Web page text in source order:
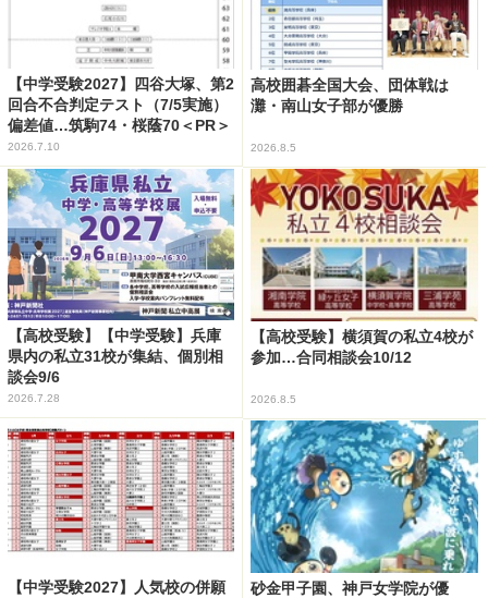
【中学受験2027】四谷大塚、第2
回合不合判定テスト（7/5実施）
偏差値…筑駒74・桜蔭70＜PR＞
2026.7.10
高校囲碁全国大会、団体戦は
灘・南山女子部が優勝
2026.8.5
【高校受験】【中学受験】兵庫
県内の私立31校が集結、個別相
談会9/6
2026.7.28
【高校受験】横須賀の私立4校が
参加…合同相談会10/12
2026.8.5
【中学受験2027】人気校の併願
砂金甲子園、神戸女学院が優